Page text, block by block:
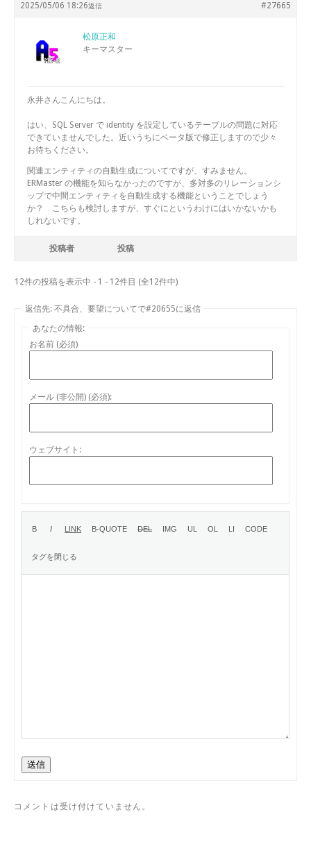
2025/05/06 18:26 #27665
返信
松原正和
キーマスター
永井さんこんにちは。
はい、SQL Server で identity を設定しているテーブルの問題に対応
できていませんでした。近いうちにベータ版で修正しますので少々
お待ちください。
関連エンティティの自動生成についてですが、すみません。
ERMaster の機能を知らなかったのですが、多対多のリレーションシ
ップで中間エンティティを自動生成する機能ということでしょう
か？ こちらも検討しますが、すぐにというわけにはいかないかも
しれないです。
投稿者 投稿
12件の投稿を表示中 - 1 - 12件目 (全12件中)
返信先: 不具合、要望についてで#20655に返信
あなたの情報:
お名前 (必須)
メール (非公開) (必須):
ウェブサイト:
送信
コメントは受け付けていません。